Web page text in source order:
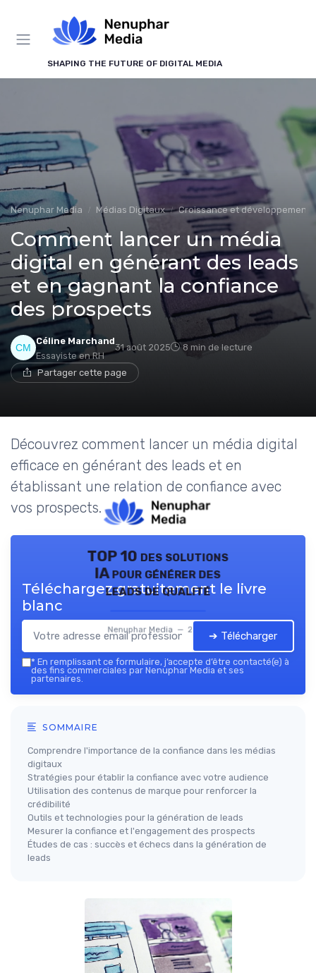
SHAPING THE FUTURE OF DIGITAL MEDIA
Nenuphar Media Médias Digitaux Croissance et développement
Comment lancer un média
digital en générant des leads
et en gagnant la confiance
des prospects
Céline Marchand
Essayiste en RH
31 août 2025 8 min de lecture
Partager cette page
Découvrez comment lancer un média digital
efficace en générant des leads et en
établissant une relation de confiance avec
vos prospects.
TOP 10 des solutions
IA pour générer des
leads de qualité
Nenuphar Media — 2026
Téléchargez gratuitement le livre
blanc
➔ Télécharger
* En remplissant ce formulaire, j’accepte d’être contacté(e) à
des fins commerciales par Nenuphar Media et ses
partenaires.
SOMMAIRE
Comprendre l'importance de la confiance dans les médias
digitaux
Stratégies pour établir la confiance avec votre audience
Utilisation des contenus de marque pour renforcer la
crédibilité
Outils et technologies pour la génération de leads
Mesurer la confiance et l'engagement des prospects
Études de cas : succès et échecs dans la génération de
leads